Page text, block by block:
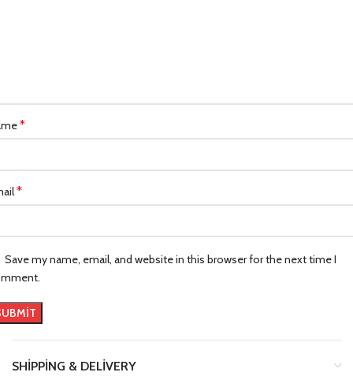
*
*
Save my name, email, and website in this browser for the next time I
SHIPPING & DELIVERY